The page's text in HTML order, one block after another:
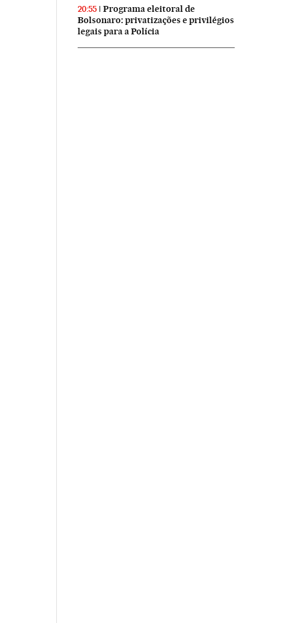
20:55
Programa eleitoral de
Bolsonaro: privatizações e privilégios
legais para a Polícia